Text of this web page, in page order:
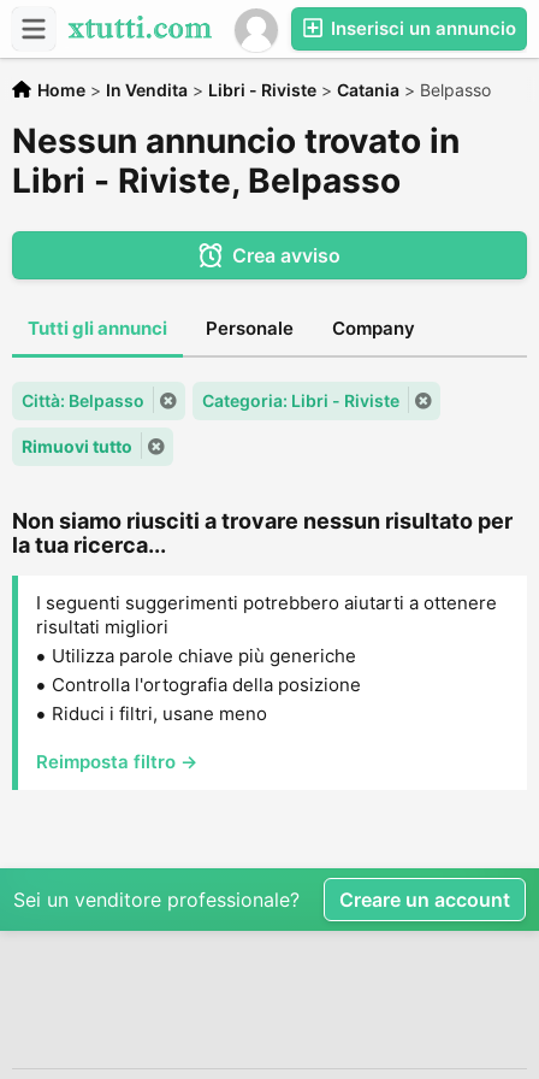
Inserisci un annuncio
Home > In Vendita > Libri - Riviste > Catania > Belpasso
Nessun annuncio trovato in
Libri - Riviste, Belpasso
Crea avviso
Tutti gli annunci Personale Company
Città: Belpasso Categoria: Libri - Riviste
Rimuovi tutto
Non siamo riusciti a trovare nessun risultato per
la tua ricerca...
I seguenti suggerimenti potrebbero aiutarti a ottenere
risultati migliori
Utilizza parole chiave più generiche
Controlla l'ortografia della posizione
Riduci i filtri, usane meno
Reimposta filtro →
Sei un venditore professionale? Creare un account